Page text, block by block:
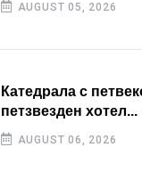
AUGUST 05, 2026
Катедрала с
петзвезден хотел...
AUGUST 06, 2026